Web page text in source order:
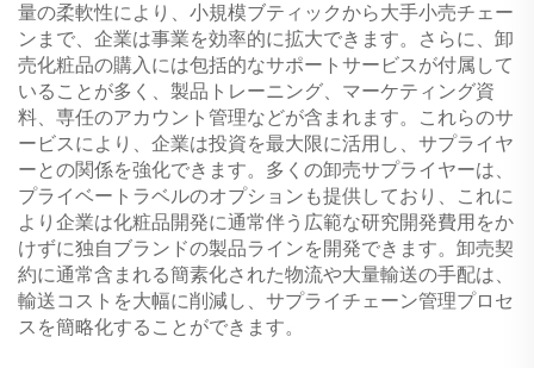
量の柔軟性により、小規模ブティックから大手小売チェー
ンまで、企業は事業を効率的に拡大できます。さらに、卸
売化粧品の購入には包括的なサポートサービスが付属して
いることが多く、製品トレーニング、マーケティング資
料、専任のアカウント管理などが含まれます。これらのサ
ービスにより、企業は投資を最大限に活用し、サプライヤ
ーとの関係を強化できます。多くの卸売サプライヤーは、
プライベートラベルのオプションも提供しており、これに
より企業は化粧品開発に通常伴う広範な研究開発費用をか
けずに独自ブランドの製品ラインを開発できます。卸売契
約に通常含まれる簡素化された物流や大量輸送の手配は、
輸送コストを大幅に削減し、サプライチェーン管理プロセ
スを簡略化することができます。